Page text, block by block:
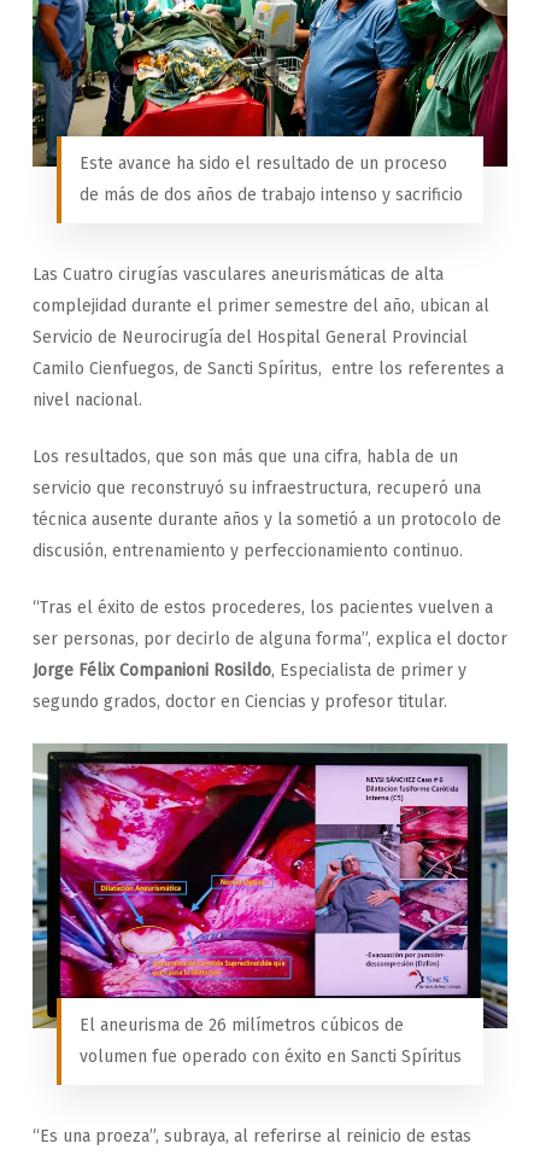
Este avance ha sido el resultado de un proceso
de más de dos años de trabajo intenso y sacrificio
Las Cuatro cirugías vasculares aneurismáticas de alta
complejidad durante el primer semestre del año, ubican al
Servicio de Neurocirugía del Hospital General Provincial
Camilo Cienfuegos, de Sancti Spíritus, entre los referentes a
nivel nacional.
Los resultados, que son más que una cifra, habla de un
servicio que reconstruyó su infraestructura, recuperó una
técnica ausente durante años y la sometió a un protocolo de
discusión, entrenamiento y perfeccionamiento continuo.
“Tras el éxito de estos procederes, los pacientes vuelven a
ser personas, por decirlo de alguna forma”, explica el doctor
Jorge Félix Companioni Rosildo, Especialista de primer y
segundo grados, doctor en Ciencias y profesor titular.
El aneurisma de 26 milímetros cúbicos de
volumen fue operado con éxito en Sancti Spíritus
“Es una proeza”, subraya, al referirse al reinicio de estas